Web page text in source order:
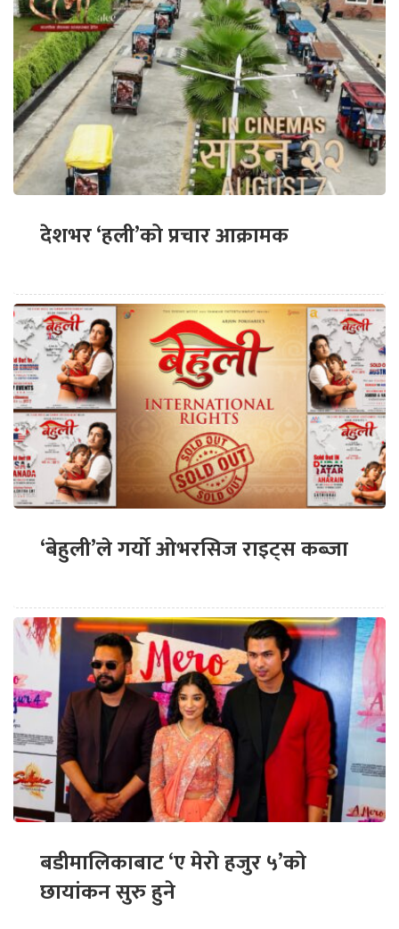
देशभर ‘हली’को प्रचार आक्रामक
‘बेहुली’ले गर्यो ओभरसिज राइट्स कब्जा
बडीमालिकाबाट ‘ए मेरो हजुर ५’को
छायांकन सुरु हुने